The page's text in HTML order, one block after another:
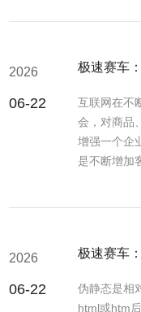
2026
06-22
极速赛车
互联网在不
会，对商品
增强一个企
是不断增加
2026
06-22
极速赛车
伪静态是相
html或htm